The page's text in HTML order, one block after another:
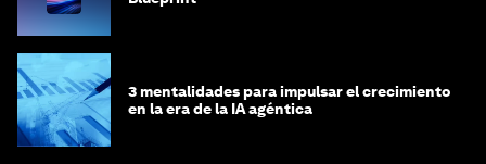
3 mentalidades para impulsar el crecimiento
en la era de la IA agéntica